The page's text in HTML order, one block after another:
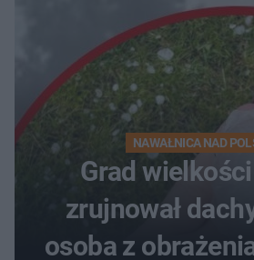
NAWAŁNICA NAD
Grad
zrujnował
osoba z